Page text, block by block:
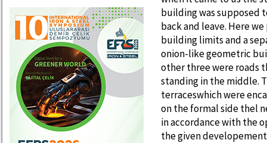
building was supposed
back and leave. Here
building limits and a
onion-like geometric
other three were roads
standing in the middle.
terraceswhich were
on the formal side thel
in accordance with the
the given